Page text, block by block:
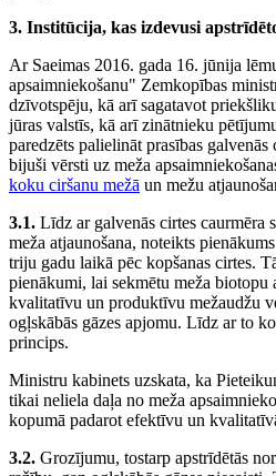
3. Institūcija, kas izdevusi
Ar Saeimas 2016. gada 16. jūnija
apsaimniekošanu" Zemkopības
dzīvotspēju, kā arī sagatavot
jūras valstīs, kā arī zinātnieku
paredzēts palielināt prasības
bijuši vērsti uz meža
koku ciršanu mežā un mežu
3.1. Līdz ar galvenās cirtes caurmēra
meža atjaunošana, noteikts
triju gadu laikā pēc kopšanas cirtes.
pienākumi, lai sekmētu meža biotopu
kvalitatīvu un produktīvu mežaudžu
ogļskābās gāzes apjomu. Līdz ar to
princips.
Ministru kabinets uzskata, ka
tikai neliela daļa no meža
kopumā padarot efektīvu un
3.2. Grozījumu, tostarp apstrīdētās